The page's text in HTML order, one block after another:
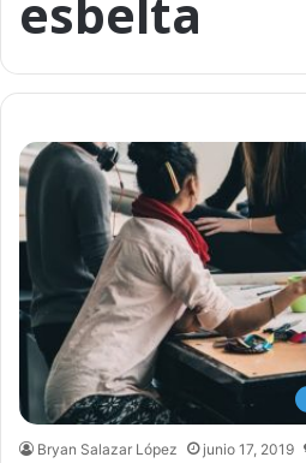
esbelta
Bryan Salazar López junio 17, 2019